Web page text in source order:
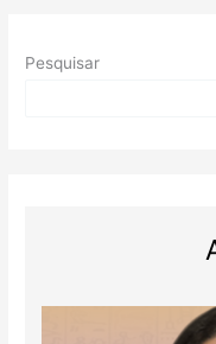
Pesquisar